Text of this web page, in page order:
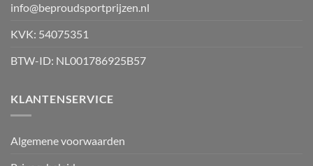
info@beproudsportprijzen.nl
KVK: 54075351
BTW-ID: NL001786925B57
KLANTENSERVICE
Algemene voorwaarden